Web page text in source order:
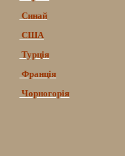
Синай
США
Турція
Франція
Чорногорія